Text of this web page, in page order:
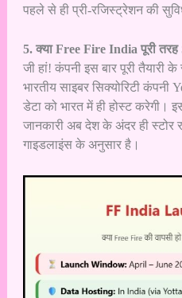
पहले से ही प्री-रजिस्ट्रेशन की
5. क्या Free Fire India पूरी तरह
जी हां! कंपनी इस बार पूरी तैयारी
भारतीय साइबर सिक्योरिटी कंपनी
डेटा को भारत में ही होस्ट
जानकारी अब देश के अंदर ही स्टोर
गाइडलाइंस के अनुसार है।